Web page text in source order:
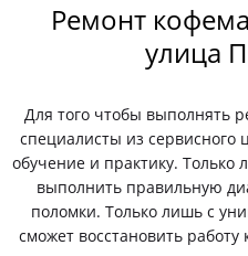
Ремонт
улица
Для того чтобы выполнять
специалисты из сервисного
обучение и практику. Только
выполнить правильную
поломки. Только лишь с
сможет восстановить